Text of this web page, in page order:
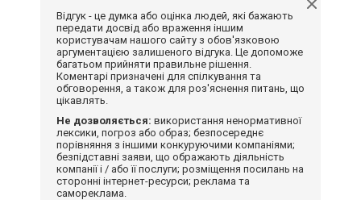
Відгук - це думка або оцінка людей, які бажають
передати досвід або враження іншим
користувачам нашого сайту з обов'язковою
аргументацією залишеного відгука. Це допоможе
багатьом прийняти правильне рішення.
Коментарі призначені для спілкування та
обговорення, а також для роз'яснення питань, що
цікавлять.
Не дозволяється: використання ненормативної
лексики, погроз або образ; безпосереднє
порівняння з іншими конкуруючими компаніями;
безпідставні заяви, що ображають діяльність
компанії і / або її послуги; розміщення посилань на
сторонні інтернет-ресурси; реклама та
самореклама.